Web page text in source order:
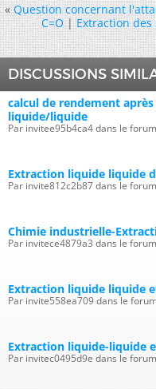
« Question concernant
C=O|Extraction
DISCUSSIONS
calcul de rendement
liquide/liquide
Par invitee95b4ca4 dans le
Extraction liquide liquide
Par invite812c2b87 dans le
Chimie industrielle-
Par invitece4879a3 dans le
Extraction liquide liquide
Par invite558ea709 dans le
Extraction liquide-liquide
Par invitec0495d9e dans le